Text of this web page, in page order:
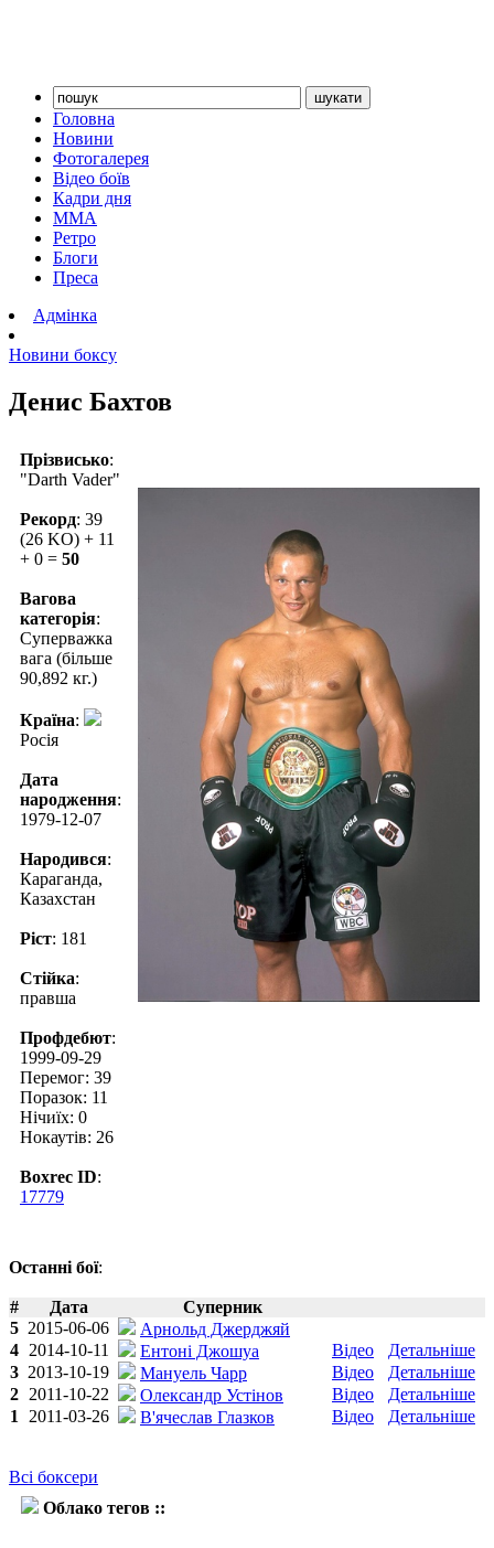
Головна
Новини
Фотогалерея
Відео боїв
Кадри дня
ММА
Ретро
Блоги
Преса
Адмінка
Новини боксу
Денис Бахтов
Прізвисько:
"Darth Vader"
Рекорд: 39
(26 KO) + 11
+ 0 = 50
Вагова
категорія:
Суперважка
вага (більше
90,892 кг.)
Країна:
Росія
Дата
народження:
1979-12-07
Народився:
Караганда,
Казахстан
Ріст: 181
Стійка:
правша
Профдебют:
1999-09-29
Перемог: 39
Поразок: 11
Нічиїх: 0
Нокаутів: 26
Boxrec ID:
17779
Останні бої:
# Дата
Суперник
5 2015-06-06
Арнольд Джерджяй
4
2014-10-11 Ентоні Джошуа Відео
Детальніше
3 2013-10-19 Мануель Чарр Відео
Детальніше
2
2011-10-22 Олександр Устінов Відео
Детальніше
1
2011-03-26 В'ячеслав Глазков Відео Детальніше
Всі боксери
Облако тегов ::